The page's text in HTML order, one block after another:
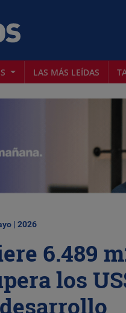
LAS MÁS LEÍDAS
| 2026
6.489
los